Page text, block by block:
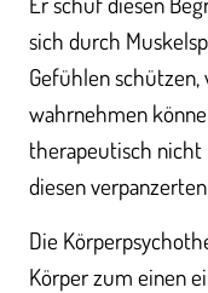
sich durch
Gefühlen
wahrnehmen
therapeutisch nicht
diesen
Die
Körper zum einen